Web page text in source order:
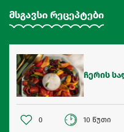
მსგავსი რეცეპტები
ჩერის
0 10 წუთი